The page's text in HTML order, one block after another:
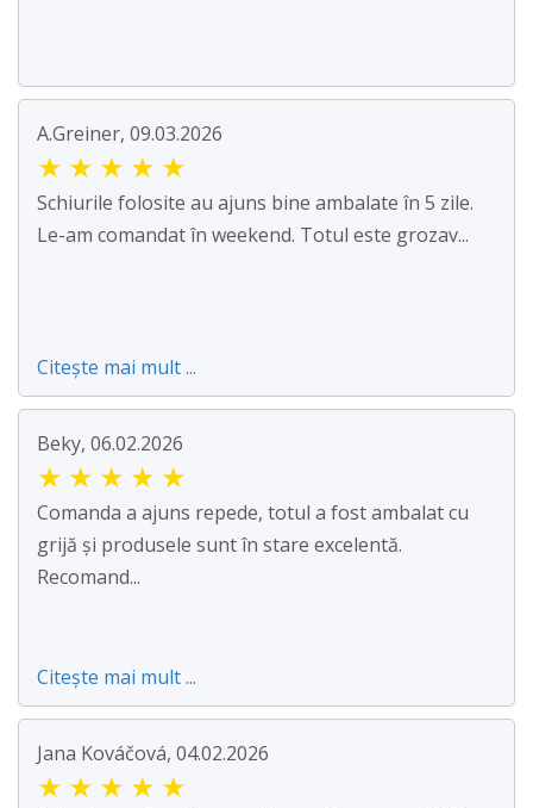
A.Greiner, 09.03.2026
★ ★ ★ ★ ★
Schiurile folosite au ajuns bine ambalate în 5 zile.
Le-am comandat în weekend. Totul este grozav...
Citește mai mult ...
Beky, 06.02.2026
★ ★ ★ ★ ★
Comanda a ajuns repede, totul a fost ambalat cu
grijă și produsele sunt în stare excelentă.
Recomand...
Citește mai mult ...
Jana Kováčová, 04.02.2026
★ ★ ★ ★ ★